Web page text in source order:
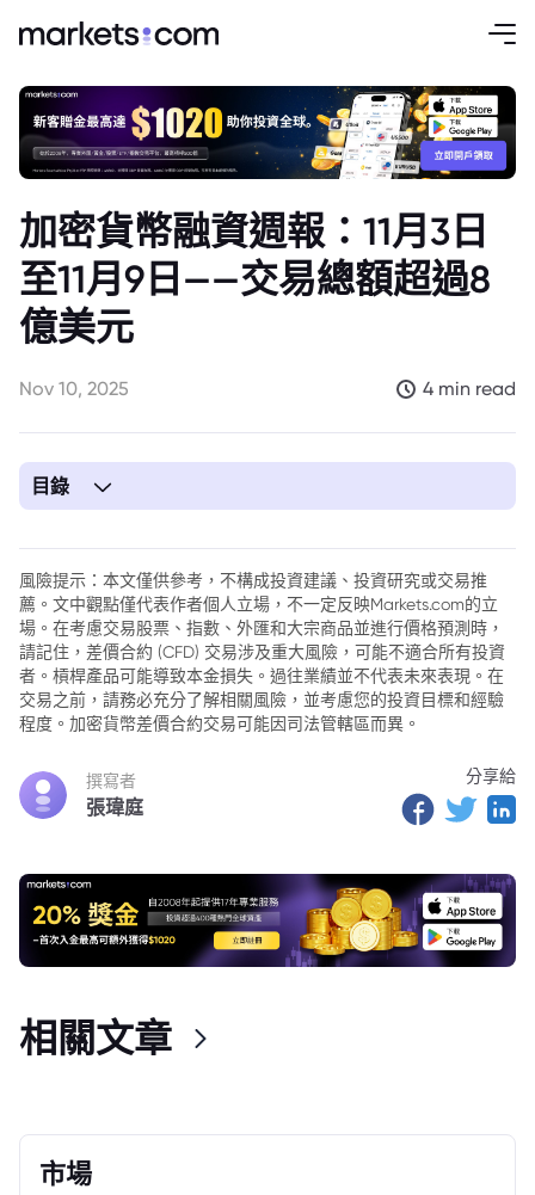
加密貨幣融資週報：11月3日
至11月9日——交易總額超過8
億美元
Nov 10, 2025 4 min read
目錄
風險提示：本文僅供參考，不構成投資建議、投資研究或交易推
薦。文中觀點僅代表作者個人立場，不一定反映Markets.com的立
場。在考慮交易股票、指數、外匯和大宗商品並進行價格預測時，
請記住，差價合約 (CFD) 交易涉及重大風險，可能不適合所有投資
者。槓桿產品可能導致本金損失。過往業績並不代表未來表現。在
交易之前，請務必充分了解相關風險，並考慮您的投資目標和經驗
程度。加密貨幣差價合約交易可能因司法管轄區而異。
撰寫者
張瑋庭
分享給
市場
相關文章